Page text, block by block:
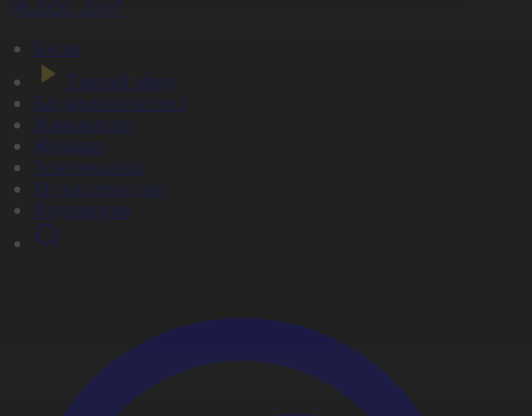
20:07
Басты
Тікелей эфир
Бағдарлама кестесі
Жаңалықтар
Жобалар
Телехикаялар
Мультсериалдар
Видеоархив